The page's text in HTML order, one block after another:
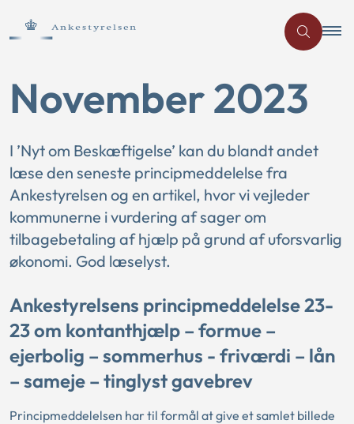
November 2023
I ’Nyt om Beskæftigelse’ kan du blandt andet
læse den seneste principmeddelelse fra
Ankestyrelsen og en artikel, hvor vi vejleder
kommunerne i vurdering af sager om
tilbagebetaling af hjælp på grund af uforsvarlig
økonomi. God læselyst.
Ankestyrelsens principmeddelelse 23-
23 om kontanthjælp – formue –
ejerbolig – sommerhus - friværdi – lån
– sameje – tinglyst gavebrev
Principmeddelelsen har til formål at give et samlet billede